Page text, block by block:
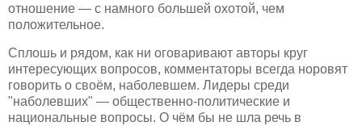
отношение — с намного большей охотой, чем
положительное.
Сплошь и рядом, как ни оговаривают авторы круг
интересующих вопросов, комментаторы всегда норовят
говорить о своём, наболевшем. Лидеры среди
"наболевших" — общественно-политические и
национальные вопросы. О чём бы не шла речь в